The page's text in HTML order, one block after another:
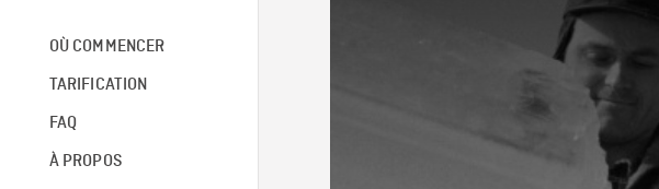
OÙ COMMENCER
TARIFICATION
FAQ
À PROPOS